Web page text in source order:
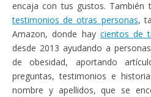
encaja con tus gustos. También
testimonios de otras personas,
Amazon, donde hay cientos de
desde 2013 ayudando a
de obesidad, aportando
preguntas, testimonios e
nombre y apellidos, que se